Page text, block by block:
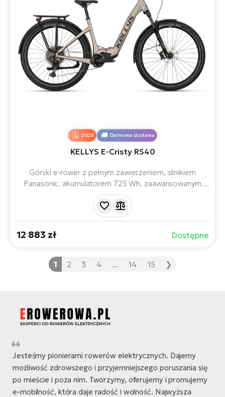
2026 Darmowa dostawa
KELLYS E-Cristy RS40
Górski e-rower z pełnym zawieszeniem, silnikiem
Panasonic, akumulatorem 725 Wh, zaawansowanym
połączenie kół 29" i 27,5". Z zasięgiem do 180 km.
12 883 zł Dostępne
1 2 3 4 ... 14 15 ❯
Jesteśmy pionierami rowerów elektrycznych. Dajemy
możliwość zdrowszego i przyjemniejszego poruszania się
po mieście i poza nim. Tworzymy, oferujemy i promujemy
e-mobilność, która daje radość i wolność. Najwyższa